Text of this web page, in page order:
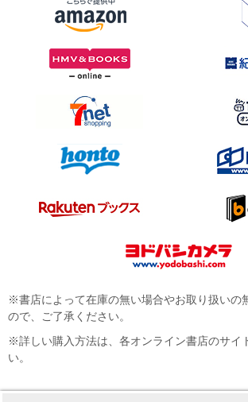
※書店によって在庫の無い場合やお取り扱いの
ので、ご了承ください。
※詳しい購入方法は、各オンライン書店のサイ
い。